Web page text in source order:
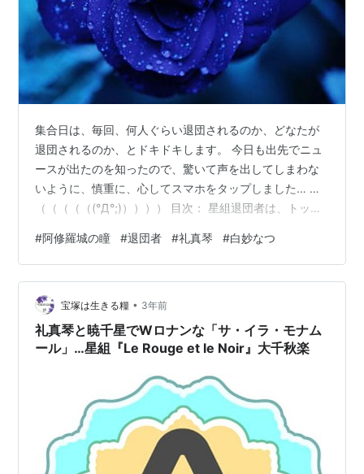
集合日は、毎回、何人ぐらい退団されるのか、どなたが
退団されるのか、とドキドキします。 今日も出先でニュ
ースが出たのを知ったので、驚いて声を出してしまわな
いように、慎重に、心してスマホをタップしました… …
（（（（（(°Д°;)）））） 目次： 星組退団者は、トッ
orz こっちゃんと一緒に退団だと思ってた！紫りらちゃん
二條華ちゃん、そろそろだと思ってました びっくり！都
優奈ちゃんの退団発表 副組長の後任は…ひろ香祐？ 意外
だったのは、こっちゃんと退団する男役さんがいないこ
と！ 星組退団者は、トップ・礼真琴と娘役4名 星組 退団
者のお知らせ2…
#阿修羅城の瞳 #退団者 #礼真琴 #白妙なつ
宝塚は生きる糧 • 3年前
礼真琴と暁千星でWロナンな「サ・イラ・モナム
ール」…星組『Le Rouge et le Noir』大千秋楽